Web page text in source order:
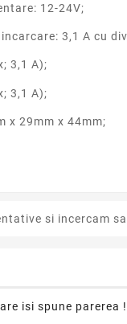
12-24V;
3,1 A cu
3,1 A);
3,1 A);
x 29mm x 44mm;
si incercam
isi spune parerea !